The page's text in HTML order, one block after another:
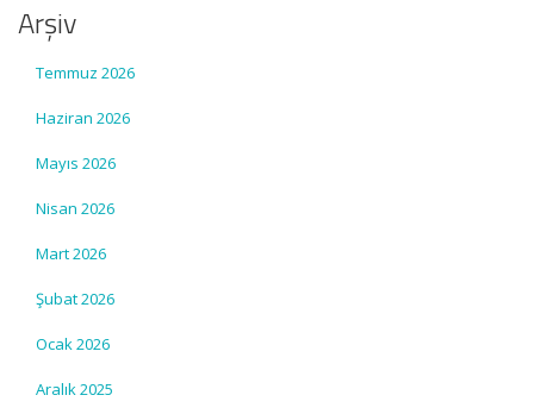
Arşiv
Temmuz 2026
Haziran 2026
Mayıs 2026
Nisan 2026
Mart 2026
Şubat 2026
Ocak 2026
Aralık 2025